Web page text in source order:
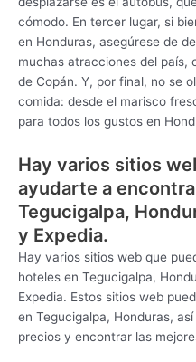
cómodo. En tercer lugar, si
en Honduras, asegúrese de
muchas atracciones del país,
de Copán. Y, por final, no se
comida: desde el marisco
para todos los gustos en
Hay varios sitios
ayudarte a
Tegucigalpa,
y Expedia.
Hay varios sitios web que
hoteles en Tegucigalpa,
Expedia. Estos sitios web
en Tegucigalpa, Honduras,
precios y encontrar las